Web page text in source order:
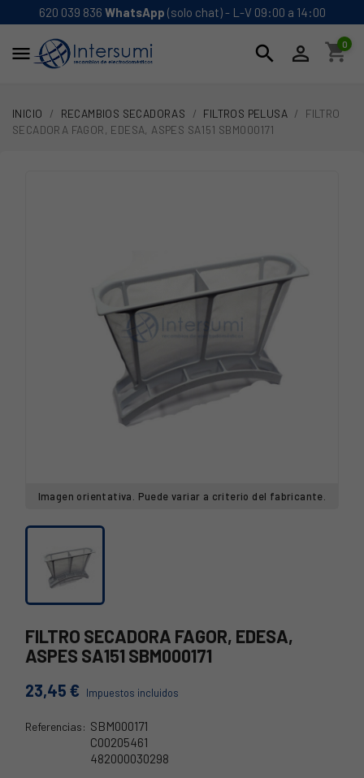
620 039 836 WhatsApp (solo chat) - L-V 09:00 a 14:00
 search  shopping_cart
0
INICIO RECAMBIOS SECADORAS FILTROS PELUSA
FILTRO
SECADORA FAGOR, EDESA, ASPES SA151 SBM000171
Imagen orientativa. Puede variar a criterio del fabricante.
FILTRO SECADORA FAGOR, EDESA,
ASPES SA151 SBM000171
23,45 € Impuestos incluidos
Referencias: SBM000171
C00205461
482000030298